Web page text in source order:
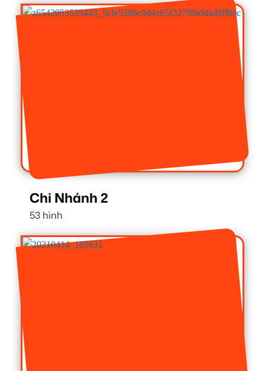
Chi Nhánh 2
53 hình